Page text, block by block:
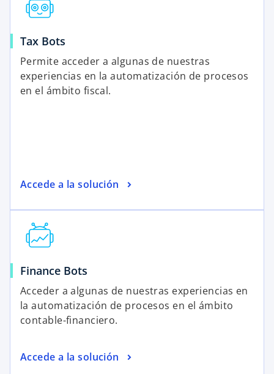
Tax Bots
Permite acceder a algunas de nuestras
experiencias en la automatización de procesos
en el ámbito fiscal.
Accede a la solución
Finance Bots
Acceder a algunas de nuestras experiencias en
la automatización de procesos en el ámbito
contable-financiero.
Accede a la solución